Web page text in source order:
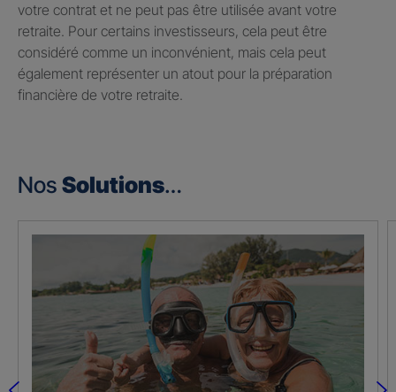
votre contrat et ne peut pas être utilisée avant votre
retraite. Pour certains investisseurs, cela peut être
considéré comme un inconvénient, mais cela peut
également représenter un atout pour la préparation
financière de votre retraite.
Nos Solutions…